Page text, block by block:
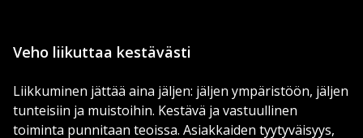
Veho liikuttaa kestävästi
Liikkuminen jättää aina jäljen: jäljen ympäristöön, jäljen
tunteisiin ja muistoihin. Kestävä ja vastuullinen
toiminta punnitaan teoissa. Asiakkaiden tyytyväisyys,